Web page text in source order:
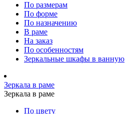
По размерам
По форме
По назначению
В раме
На заказ
По особенностям
Зеркальные шкафы в ванную
Зеркала в раме
Зеркала в раме
По цвету